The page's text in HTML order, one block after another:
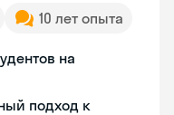
10 лет опыта
на
подход к